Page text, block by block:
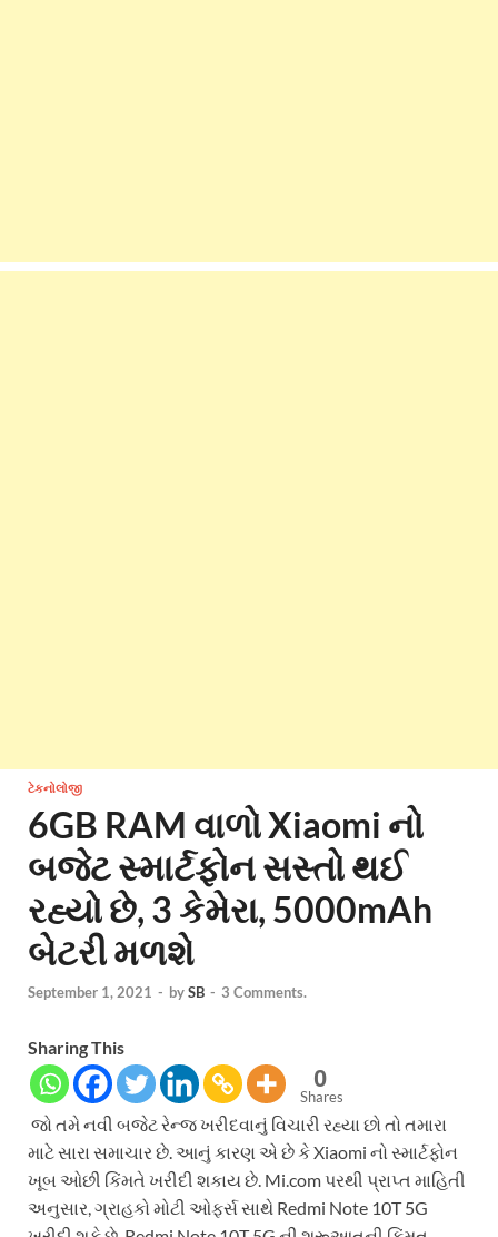
ટેકનોલોજી
6GB RAM વાળો Xiaomi નો
બજેટ સ્માર્ટફોન સસ્તો થઈ
રહ્યો છે, 3 કેમેરા, 5000mAh
બેટરી મળશે
September 1, 2021 - bySB - 3 Comments.
Sharing This
0
Shares
જો તમે નવી બજેટ રેન્જ ખરીદવાનું વિચારી રહ્યા છો તો તમારા
માટે સારા સમાચાર છે. આનું કારણ એ છે કે Xiaomi નો સ્માર્ટફોન
ખૂબ ઓછી કિંમતે ખરીદી શકાય છે. Mi.com પરથી પ્રાપ્ત માહિતી
અનુસાર, ગ્રાહકો મોટી ઓફર્સ સાથે Redmi Note 10T 5G